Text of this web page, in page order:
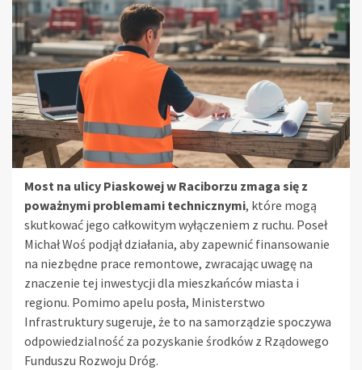
Most na ulicy Piaskowej w Raciborzu zmaga się z
poważnymi problemami technicznymi, które mogą
skutkować jego całkowitym wyłączeniem z ruchu. Poseł
Michał Woś podjął działania, aby zapewnić finansowanie
na niezbędne prace remontowe, zwracając uwagę na
znaczenie tej inwestycji dla mieszkańców miasta i
regionu. Pomimo apelu posła, Ministerstwo
Infrastruktury sugeruje, że to na samorządzie spoczywa
odpowiedzialność za pozyskanie środków z Rządowego
Funduszu Rozwoju Dróg.